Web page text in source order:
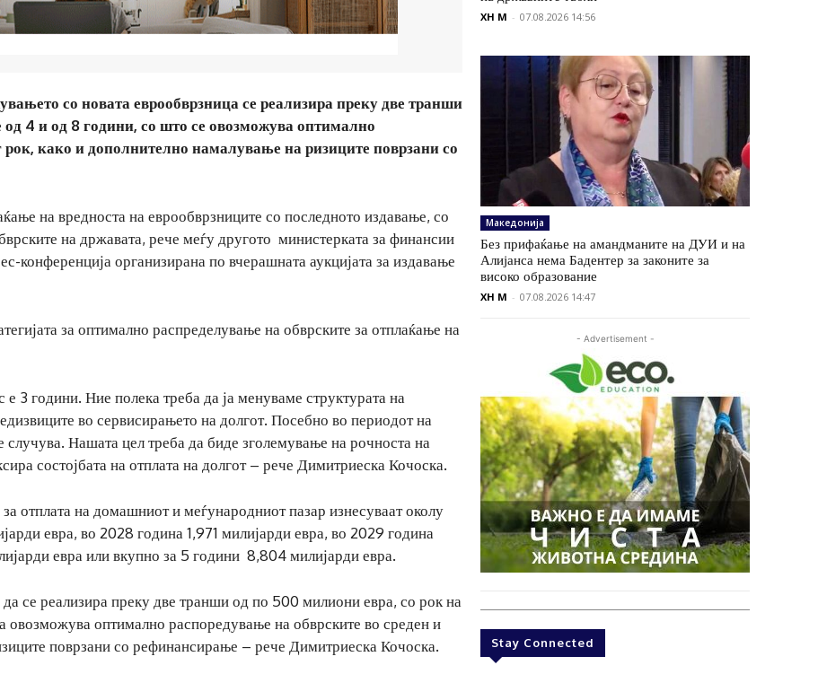
со новата еврообврзница се реализира преку две транши
4 и од 8 години, со што се овозможува оптимално
како и дополнително намалување на ризиците поврзани со
на вредноста на еврообврзниците со последното издавање, со
на државата, рече меѓу другото министерката за финансии
конференција организирана по вчерашната аукцијата за издавање
за оптимално распределување на обврските за отплаќање на
3 години. Ние полека треба да ја менуваме структурата на
во сервисирањето на долгот. Посебно во периодот на
случува. Нашата цел треба да биде зголемување на рочноста на
состојбата на отплата на долгот – рече Димитриеска Кочоска.
отплата на домашниот и меѓународниот пазар изнесуваат околу
евра, во 2028 година 1,971 милијарди евра, во 2029 година
евра или вкупно за 5 години 8,804 милијарди евра.
се реализира преку две транши од по 500 милиони евра, со рок на
овозможува оптимално распоредување на обврските во среден и
поврзани со рефинансирање – рече Димитриеска Кочоска.
XH M - 07.08.2026 14:56
Македонија
Без прифаќање на амандманите на ДУИ и на
Алијанса нема Бадентер за законите за
високо образование
XH M - 07.08.2026 14:47
- Advertisement -
Stay Connected